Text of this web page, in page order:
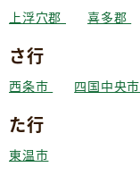
上浮穴郡 喜多郡
さ行
西条市 四国中央市
た行
東温市